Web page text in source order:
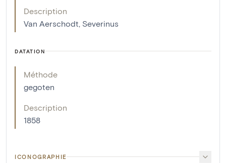
Description
Van Aerschodt, Severinus
DATATION
Méthode
gegoten
Description
1858
ICONOGRAPHIE